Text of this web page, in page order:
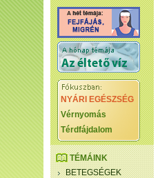
NYÁRI EGÉSZSÉG
Vérnyomás
Térdfájdalom
TÉMÁINK
BETEGSÉGEK